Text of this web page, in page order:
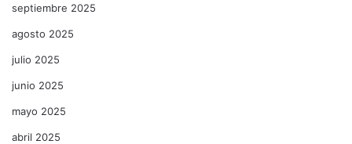
septiembre 2025
agosto 2025
julio 2025
junio 2025
mayo 2025
abril 2025